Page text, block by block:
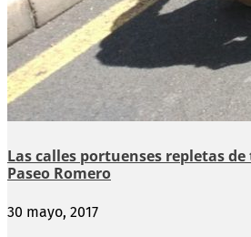
Las calles portuenses repletas
Paseo Romero
30 mayo, 2017